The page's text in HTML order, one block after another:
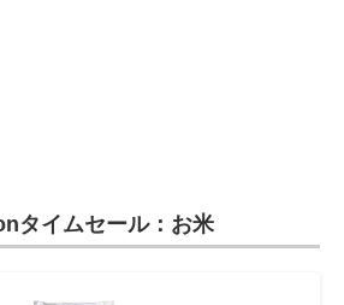
タイムセール：お米